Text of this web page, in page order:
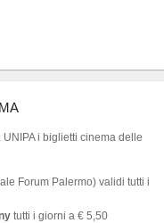
i biglietti cinema delle
Forum Palermo) validi tutti i
tutti i giorni a € 5,50